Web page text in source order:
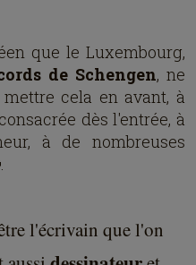
dernière strophe par
de ne pas abuser de
politique qu'était
les luttes et
Paris.